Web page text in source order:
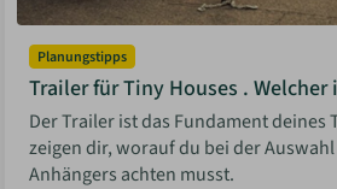
Planungstipps
Trailer für Tiny Houses . Welcher
Der Trailer ist das Fundament deines
zeigen dir, worauf du bei der
Anhängers achten musst.